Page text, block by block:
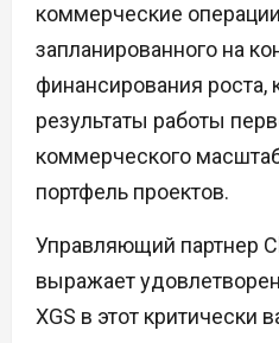
коммерческие
запланированного на
финансирования роста,
результаты работы
коммерческого
портфель проектов.
Управляющий партнер
выражает
XGS в этот